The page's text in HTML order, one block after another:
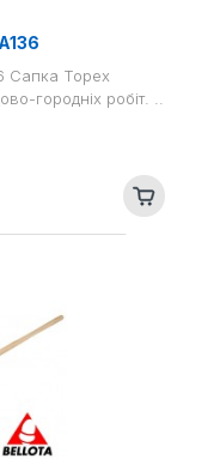
Сапка Topex
городніх робіт. ..